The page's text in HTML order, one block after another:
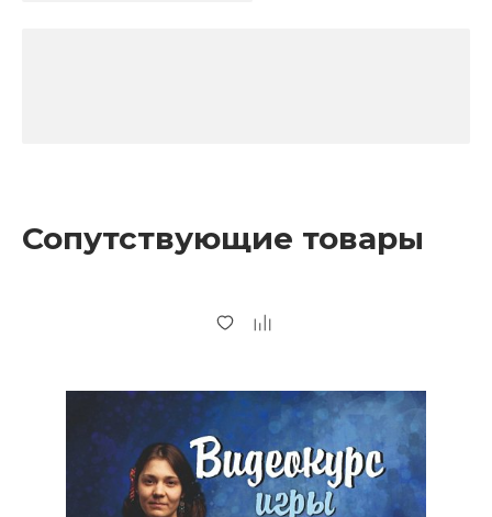
Сопутствующие товары